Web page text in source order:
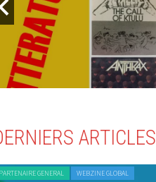
ARTICLES
GENERAL WEBZINE GLOBAL